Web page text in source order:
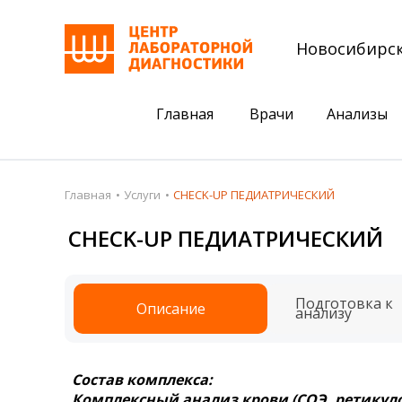
Главная Врачи Анализы
Пациентам
Акции
Подготовка к анализам
Получить результаты
Налоговый вычет
Акции
Комплексный
Сдать клеща на
Главная Услуги CHECK-UP ПЕДИАТРИЧЕСКИЙ
CHECK-UP ПЕДИАТРИЧЕСКИЙ
Описание Подготовка к
анализу
Состав комплекса: